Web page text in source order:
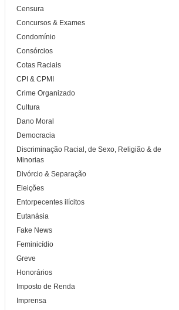
Censura
Concursos & Exames
Condomínio
Consórcios
Cotas Raciais
CPI & CPMI
Crime Organizado
Cultura
Dano Moral
Democracia
Discriminação Racial, de Sexo, Religião & de
Minorias
Divórcio & Separação
Eleições
Entorpecentes ilícitos
Eutanásia
Fake News
Feminicídio
Greve
Honorários
Imposto de Renda
Imprensa